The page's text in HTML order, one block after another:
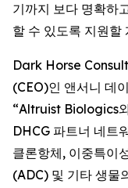
기까지 보다 명확하
할 수 있도록 지원할
Dark Horse
(CEO)인 앤서니 데
“Altruist Biologics
DHCG 파트너 네트
클론항체, 이중특이
(ADC) 및 기타 생물